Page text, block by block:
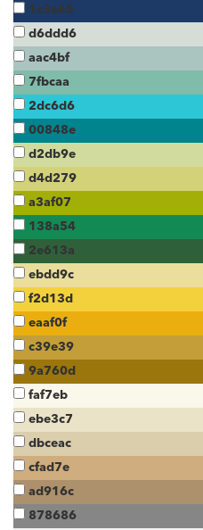
1c3a65
d6ddd6
aac4bf
7fbcaa
2dc6d6
00848e
d2db9e
d4d279
a3af07
138a54
2e613a
ebdd9c
f2d13d
eaaf0f
c39e39
9a760d
faf7eb
ebe3c7
dbceac
cfad7e
ad916c
878686